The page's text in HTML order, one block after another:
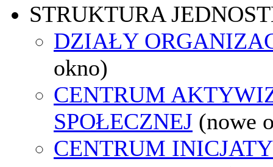
STRUKTURA
DZIAŁY
okno)
CENTRUM
SPOŁECZNEJ (nowe
CENTRUM